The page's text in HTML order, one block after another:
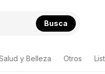
Busca
y Belleza Otros